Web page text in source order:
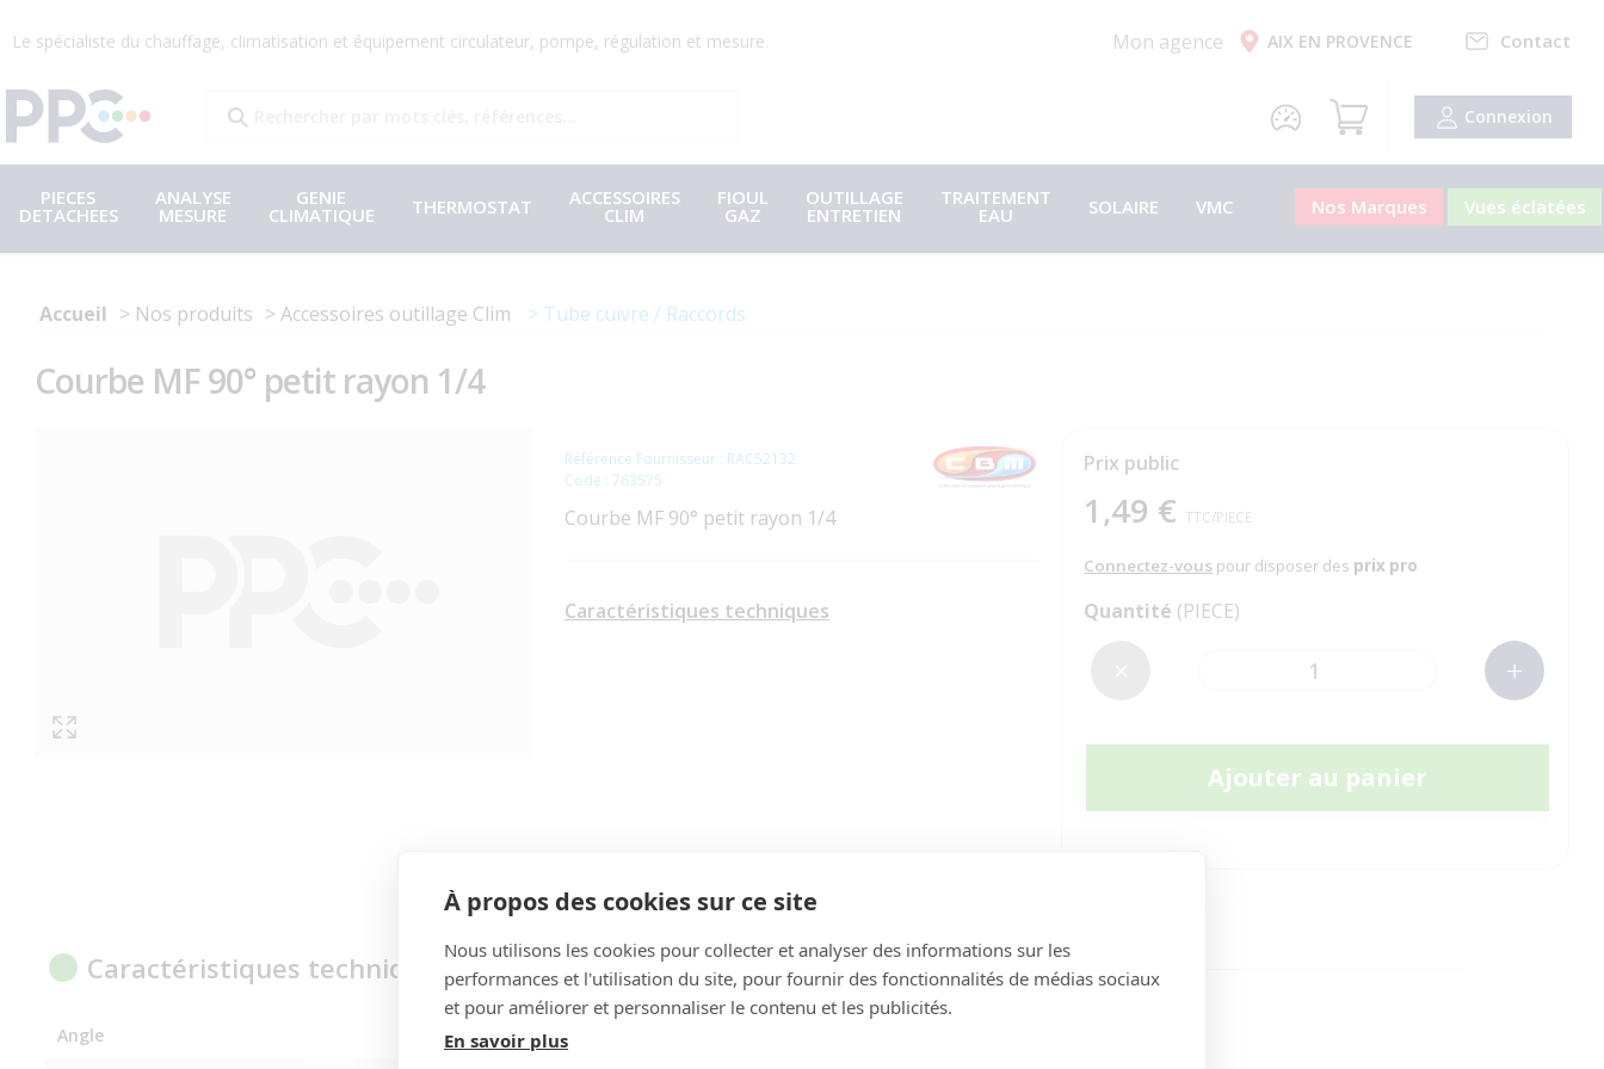
Le spécialiste du chauffage, climatisation et équipement circulateur, pompe, régulation et mesure. Mon agence AIX EN PROVENCE Contact
Connexion
PIECES
DETACHEES
ANALYSE
MESURE
GENIE
CLIMATIQUE THERMOSTAT ACCESSOIRES
CLIM
FIOUL
GAZ
OUTILLAGE
ENTRETIEN
TRAITEMENT
EAU SOLAIRE VMC Nos Marques Vues éclatées
Accueil Nos produits Accessoires outillage Clim Tube cuivre / Raccords
Courbe MF 90° petit rayon 1/4
Référence Fournisseur : RAC52132
Code : 763575
Courbe MF 90° petit rayon 1/4
Caractéristiques techniques
Caractéristiques techniques
Angle
Prix public
1,49 € TTC/PIECE
Connectez-vous pour disposer des prix pro
Quantité (PIECE)
Ajouter au panier
À propos des cookies sur ce site
Nous utilisons les cookies pour collecter et analyser des informations sur les
performances et l'utilisation du site, pour fournir des fonctionnalités de médias sociaux
et pour améliorer et personnaliser le contenu et les publicités.
En savoir plus